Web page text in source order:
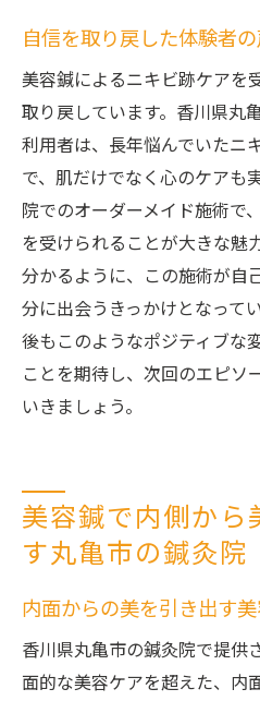
自信を取り戻した体験者
美容鍼によるニキビ跡ケアを
取り戻しています。香川県丸
利用者は、長年悩んでいたニ
で、肌だけでなく心のケアも
院でのオーダーメイド施術で
を受けられることが大きな魅
分かるように、この施術が自
分に出会うきっかけとなって
後もこのようなポジティブな
ことを期待し、次回のエピソ
いきましょう。
美容鍼で内側から
す丸亀市の鍼灸院
内面からの美を引き出す
香川県丸亀市の鍼灸院で提供
面的な美容ケアを超えた、内